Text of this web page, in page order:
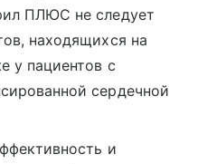
ПЛЮС не следует
находящихся на
у пациентов с
сердечной
и